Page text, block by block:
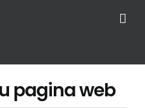
pagina web